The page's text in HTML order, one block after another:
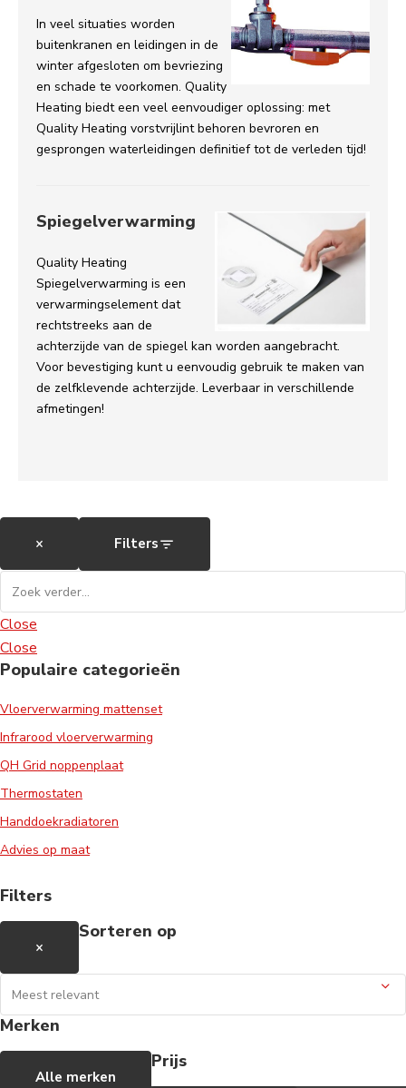
In veel situaties worden
buitenkranen en leidingen in de
winter afgesloten om bevriezing
en schade te voorkomen. Quality
Heating biedt een veel eenvoudiger oplossing: met
Quality Heating vorstvrijlint behoren bevroren en
gesprongen waterleidingen definitief tot de verleden tijd!
Spiegelverwarming
Quality Heating
Spiegelverwarming is een
verwarmingselement dat
rechtstreeks aan de
achterzijde van de spiegel kan worden aangebracht.
Voor bevestiging kunt u eenvoudig gebruik te maken van
de zelfklevende achterzijde. Leverbaar in verschillende
afmetingen!
× Filters
Close
Close
Populaire categorieën
Vloerverwarming mattenset
Infrarood vloerverwarming
QH Grid noppenplaat
Thermostaten
Handdoekradiatoren
Advies op maat
Filters
×
Sorteren op
Merken
Alle merken
Prijs